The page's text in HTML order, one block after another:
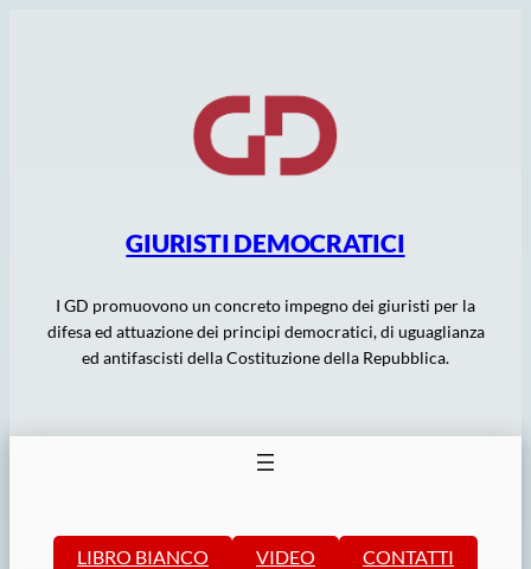
GIURISTI DEMOCRATICI
I GD promuovono un concreto impegno dei giuristi per la
difesa ed attuazione dei principi democratici, di uguaglianza
ed antifascisti della Costituzione della Repubblica.
LIBRO BIANCO VIDEO CONTATTI